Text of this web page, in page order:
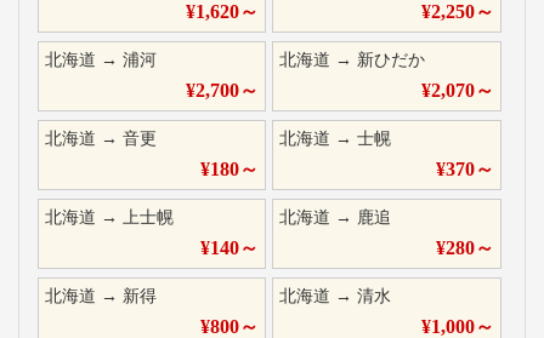
¥1,620～ ¥2,250～
北海道 → 浦河
¥2,700～
北海道 → 新ひだか
¥2,070～
北海道 → 音更
¥180～
北海道 →士幌
¥370～
北海道 → 上士幌
¥140～
北海道 → 鹿追
¥280～
北海道 → 新得
¥800～
北海道 →清水
¥1,000～